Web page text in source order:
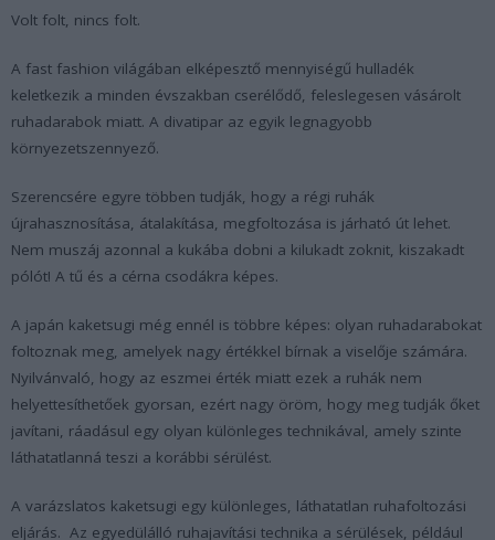
Volt folt, nincs folt.
A fast fashion világában elképesztő mennyiségű hulladék
keletkezik a minden évszakban cserélődő, feleslegesen vásárolt
ruhadarabok miatt. A divatipar az egyik legnagyobb
környezetszennyező.
Szerencsére egyre többen tudják, hogy a régi ruhák
újrahasznosítása, átalakítása, megfoltozása is járható út lehet.
Nem muszáj azonnal a kukába dobni a kilukadt zoknit, kiszakadt
pólót! A tű és a cérna csodákra képes.
A japán kaketsugi még ennél is többre képes: olyan ruhadarabokat
foltoznak meg, amelyek nagy értékkel bírnak a viselője számára.
Nyilvánvaló, hogy az eszmei érték miatt ezek a ruhák nem
helyettesíthetőek gyorsan, ezért nagy öröm, hogy meg tudják őket
javítani, ráadásul egy olyan különleges technikával, amely szinte
láthatatlanná teszi a korábbi sérülést.
A varázslatos kaketsugi egy különleges, láthatatlan ruhafoltozási
eljárás. Az egyedülálló ruhajavítási technika a sérülések, például